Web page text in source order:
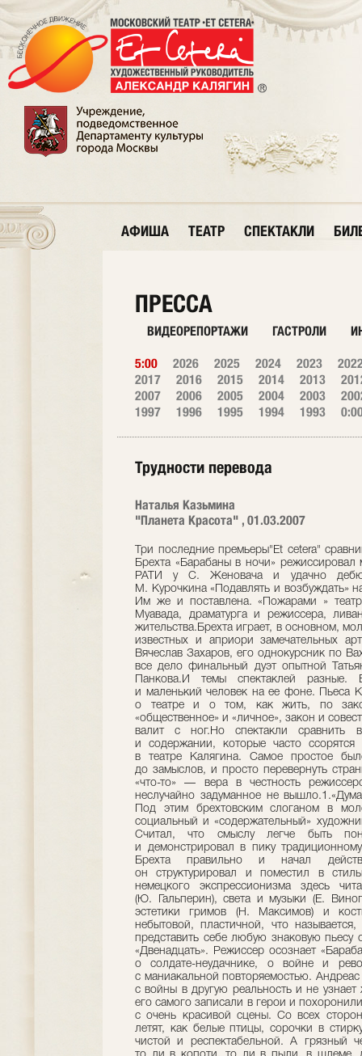
АФИША ТЕАТР СПЕКТАКЛИ
ПРЕССА
ВИДЕОРЕПОРТАЖИ ГАСТРОЛИ
5:00 2026 2025 2024 2023
2017
2016 2015 2014 2013
2007
2006 2005 2004 2003
1997
1996 1995 1994 1993
Трудности перевода
Наталья Казьмина
"Планета Красота" , 01.03.2007
Три последние премьеры"Et cetera" сравнивать вроде бы ни к чему. Раннюю пьесу Брехта «Барабаны в ночи» режиссировал молодой Уланбек Баялиев. Он закончил РАТИ у С. Женовача и удачно дебютировал «Поздней любовью». Пьеса М. Курочкина «Подавлять и возбуждать» написана по заказу Александра Калягина. Им же и поставлена. «Пожарами » театр открыл для нас новое имя — Важди Муавада, драматурга и режиссера, ливанца по рождению и канадца по месту жительства.Брехта играет, в основном, молодежь. В пьесе Курочкина солируют два известных и априори замечательных артиста, москвич Калягин и петербуржец Вячеслав Захаров, его однокурсник по Вахтанговской школе. В «Пожарах» решает все дело финальный дуэт опытной Татьяны Владимировой и молодого Валерия Панкова.И темы спектаклей разные. Брехта интересуют большая история и маленький человек на ее фоне. Пьеса Курочкина — об истории малой, личной: о театре и о том, как жить, по закону или по совести. Муавад мешает «общественное» и «личное», закон и совесть в такую взрывоопасную смесь, которая валит с ног.Но спектакли сравнить все-таки хочется, вспомнив о форме и содержании, которые часто ссорятся в современных спектаклях. Не только в театре Калягина. Самое простое было бы сказать: спектакли не дотянули до замыслов, и просто перевернуть страницу. Но что-то мешает это сделать. Это «что-то» — вера в честность режиссерских намерений и досада на то, что неслучайно задуманное не вышло.1.«Думай о форме, а содержание подтянется». Под этим брехтовским слоганом в молодости подпишется каждый. Насквозь социальный и «содержательный» художник, он ведь наличие смысла не отрицал. Считал, что смыслу легче быть понятым в броской форме. Что сам и демонстрировал в пику традиционному и буржуазному театру. Баялиев понял Брехта правильно и начал действовать отлично. Громоздкую пьесу он структурировал и поместил в стильную «театральную коробочку».Влияние немецкого экспрессионизма здесь читается во всем, начиная с декорации (Ю. Гальперин), света и музыки (Е. Виноградов и Д. Курляндский), черно-белой эстетики гримов (Н. Максимов) и костюмов — и кончая актерской игрой, небытовой, пластичной, что называется, таганковской. В таком «наряде» легко представить себе любую знаковую пьесу о «смутном времени». Даже поэму Блока «Двенадцать». Режиссер осознает «Барабаны» как «бродячий сюжет» — о любви, о солдате-неудачнике, о войне и революции, которые сменяют друг друга с маниакальной повторяемостью. Андреас Краглер (Валерий Панков) возвращается с войны в другую реальность и не узнает жизнь. Любимую женщину у него увели, его самого записали в герои и похоронили в воспоминаниях.Спектакль начинается с очень красивой сцены. Со всех сторон, из-за кулис, с колосников, из трюма летят, как белые птицы, сорочки в стирку. Жизнь налаживается, она хочет быть чистой и респектабельной. А грязный человек в обмотках, с лицом и руками то ли в копоти, то ли в пыли, в шлеме, делающем его похожим на несчастного ребенка, портит всю картину. Краглер — другой. Он лишний. У него общая контузия. А у них — худо-бедно устаканившаяся жизнь. И он с тоской в глазах сомнамбулически разглядывает эту мирную жизнь, как планктон в аквариуме, и никуда не может приткнуться. (Не случайно возникает в спектакле огромная лупа, сквозь которую и вода, и люди кажутся какой-то наплывающей на зал лавой.) Эту послевоенную «мистерию-буфф», этот «хмель и ребячество» свободы, со вскипающей буржуазностью и такой же малосимпатичной «революционностью масс», Баялиев рисует и ловко, и живописно, и остроумно. Его толпа распевает зонги под Моцарта и «Интернационал». В его толпе нет стертых лиц, запоминаешь многих: и подружку героя Анну (Наталья Ноздрина), и ее нового жениха (Николай Молочков), и Прохожего (Алексей Черных), и особенно Служанку (Марина Чуракова), и маленькую проститутку Евгении Сироты, изящно процитировавшей Феллини. Все это вполне по-брехтовски. Как и рифмы с сегодняшним днем. Но режиссера волнуют не только прямые аналогии, его вроде бы занимает внутреннее перерождение героя, что не странно для ученика Женовача, умеющего прояснять внутренние логические связи. Но именно тут спектакль теряет динамичность и начинает буксовать. Истории любви, способной простить измену, не хватает, как аргумента, чувственности. Истории революции, которая простилась с романтиками и приветствует подлецов, — сарказма. Истории героя (настоящего героя), который в мирной жизни никому не нужен, не достает определенности.В финале пьесы Краглер посылает к черту друзей и врагов, историю и революцию, прощает любимую и забирается с ней в постель. Брехт, написавший пьесу в 1918 году, позже оценил ее невысоко, героя назвал обывателем, а позицию его посчитал жалкой. Честно процитировав Брехта в программке, режиссер в спектакле с автором спорит, но робко и невнятно. Краглер в исполнении Панкова вызывает сочувствие. И Баялиев в финале укладывает своих влюбленных не в «белую широкую постель», а на голые доски, прикрывая листом жести. Так